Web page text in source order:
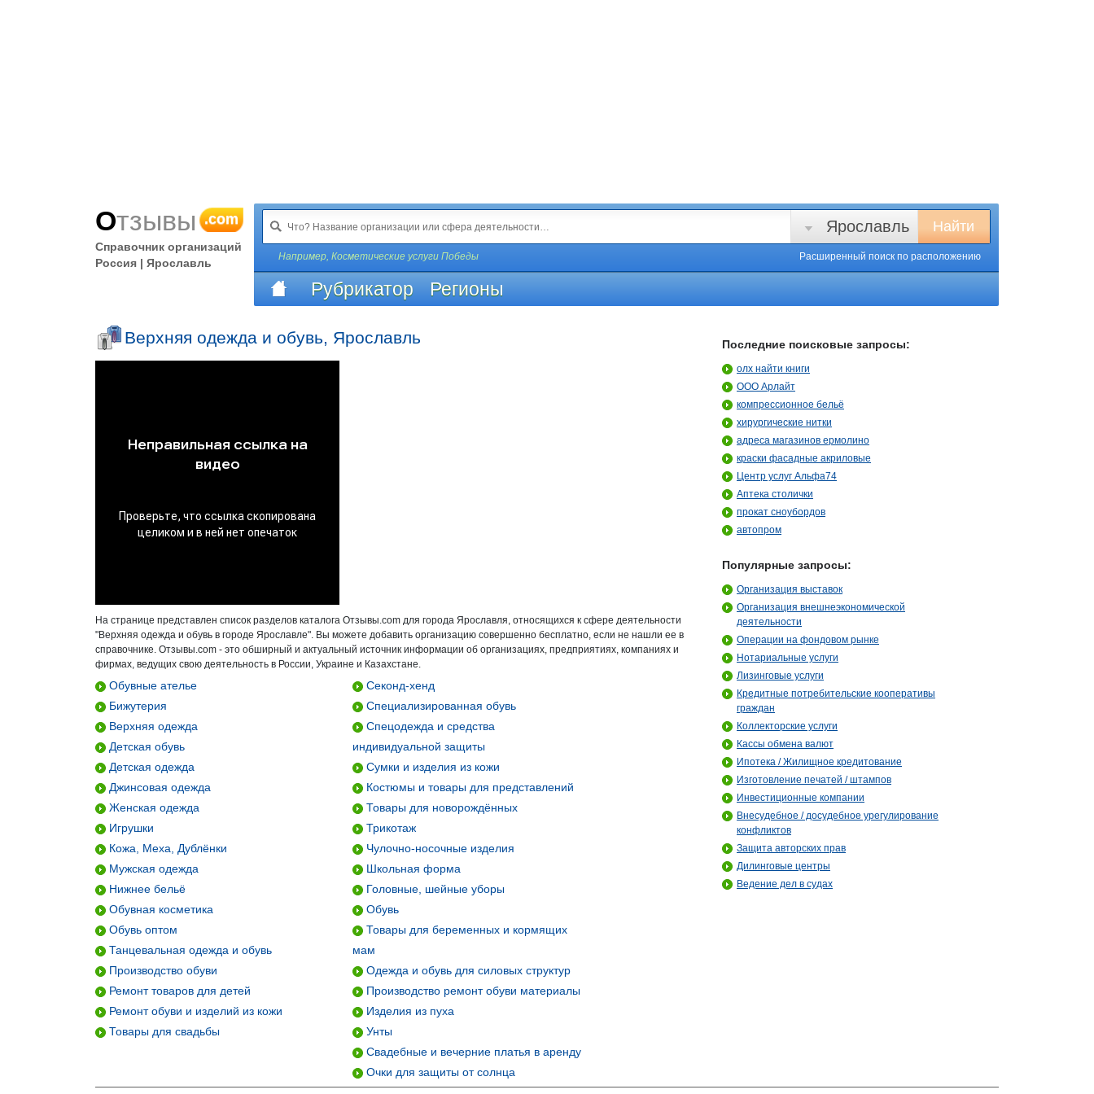
Отзывы .com
Справочник организаций
Россия | Ярославль
Найти
Ярославль
Например, Косметические услуги Победы Расширенный поиск по расположению
Рубрикатор Регионы
Верхняя одежда и обувь, Ярославль
На странице представлен список разделов каталога Отзывы.com для города Ярославля, относящихся к сфере деятельности
"Верхняя одежда и обувь в городе Ярославле". Вы можете добавить организацию совершенно бесплатно, если не нашли ее в
справочнике. Отзывы.com - это обширный и актуальный источник информации об организациях, предприятиях, компаниях и
фирмах, ведущих свою деятельность в России, Украине и Казахстане.
Обувные ателье
Бижутерия
Верхняя одежда
Детская обувь
Детская одежда
Джинсовая одежда
Женская одежда
Игрушки
Кожа, Меха, Дублёнки
Мужская одежда
Нижнее бельё
Обувная косметика
Обувь оптом
Танцевальная одежда и обувь
Производство обуви
Ремонт товаров для детей
Ремонт обуви и изделий из кожи
Товары для свадьбы
Секонд-хенд
Специализированная обувь
Спецодежда и средства
индивидуальной защиты
Сумки и изделия из кожи
Костюмы и товары для представлений
Товары для новорождённых
Трикотаж
Чулочно-носочные изделия
Школьная форма
Головные, шейные уборы
Обувь
Товары для беременных и кормящих
мам
Одежда и обувь для силовых структур
Производство ремонт обуви материалы
Изделия из пуха
Унты
Свадебные и вечерние платья в аренду
Очки для защиты от солнца
Последние поисковые запросы:
олх найти книги
ООО Арлайт
компрессионное бельё
хирургические нитки
адреса магазинов ермолино
краски фасадные акриловые
Центр услуг Альфа74
Аптека столички
прокат сноубордов
автопром
Популярные запросы:
Организация выставок
Организация внешнеэкономической
деятельности
Операции на фондовом рынке
Нотариальные услуги
Лизинговые услуги
Кредитные потребительские кооперативы
граждан
Коллекторские услуги
Кассы обмена валют
Ипотека / Жилищное кредитование
Изготовление печатей / штампов
Инвестиционные компании
Внесудебное / досудебное урегулирование
конфликтов
Защита авторских прав
Дилинговые центры
Ведение дел в судах